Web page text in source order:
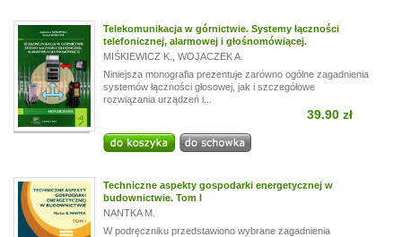
Telekomunikacja w górnictwie. Systemy łączności
telefonicznej, alarmowej i głośnomówiącej.
MIŚKIEWICZ K.
WOJACZEK A.
Niniejsza monografia prezentuje zarówno ogólne zagadnienia
systemów łączności głosowej, jak i szczegółowe
rozwiązania urządzeń i...
39.90 zł
Techniczne aspekty gospodarki energetycznej w
budownictwie. Tom I
NANTKA M.
W podręczniku przedstawiono wybrane zagadnienia